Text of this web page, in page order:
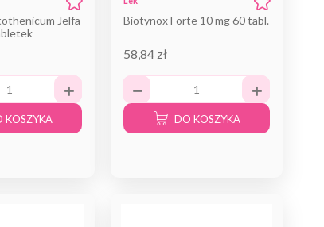
Jelfa
KOSZYKA
Biotynox Forte 10 mg 60 tabl.
58,84 zł
DO KOSZYKA